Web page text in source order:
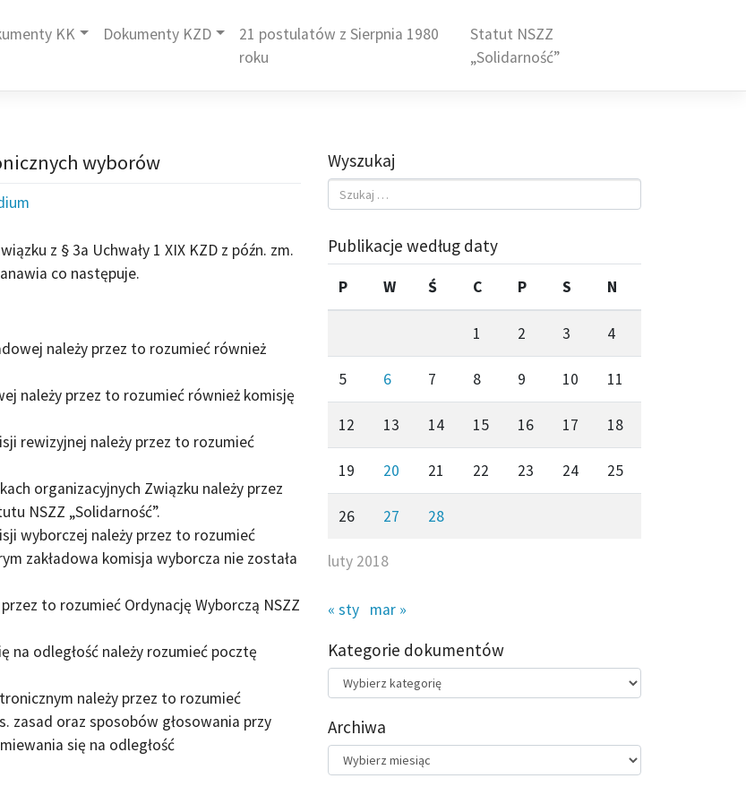
KK Dokumenty KZD
21 postulatów z Sierpnia 1980
roku
Statut NSZZ
„Solidarność”
wyborów
z § 3a Uchwały 1 XIX KZD z późn. zm.
co następuje.
należy przez to rozumieć również
należy przez to rozumieć również komisję
rewizyjnej należy przez to rozumieć
organizacyjnych Związku należy przez
NSZZ „Solidarność”.
wyborczej należy przez to rozumieć
zakładowa komisja wyborcza nie została
to rozumieć Ordynację Wyborczą NSZZ
na odległość należy rozumieć pocztę
należy przez to rozumieć
zasad oraz sposobów głosowania przy
się na odległość
Wyszukaj
Publikacje według daty
luty 2018
P W Ś C P S N
1 2 3 4
5 6 7 8 9 10 11
12 13 14 15 16 17 18
19 20 21 22 23 24 25
26 27 28
« sty mar »
Kategorie dokumentów
Kategorie
dokumentów
Archiwa
Archiwa